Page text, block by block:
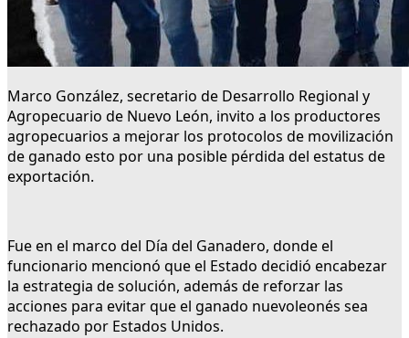
Marco González, secretario de Desarrollo Regional y
Agropecuario de Nuevo León, invito a los productores
agropecuarios a mejorar los protocolos de movilización
de ganado esto por una posible pérdida del estatus de
exportación.
Fue en el marco del Día del Ganadero, donde el
funcionario mencionó que el Estado decidió encabezar
la estrategia de solución, además de reforzar las
acciones para evitar que el ganado nuevoleonés sea
rechazado por Estados Unidos.